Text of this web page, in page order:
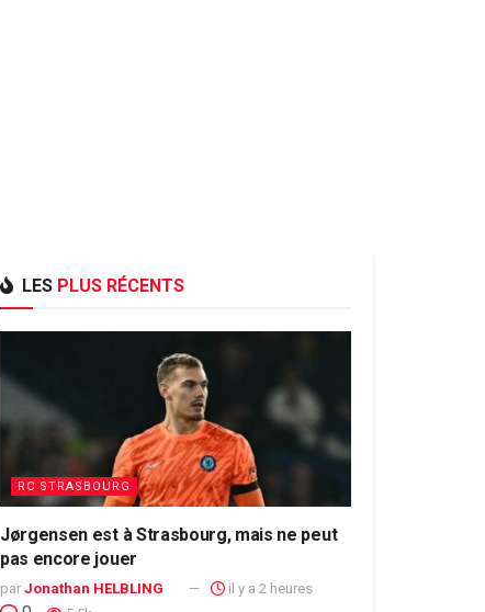
LES PLUS RÉCENTS
RC STRASBOURG
Jørgensen est à Strasbourg, mais ne peut
pas encore jouer
par Jonathan HELBLING il y a 2 heures